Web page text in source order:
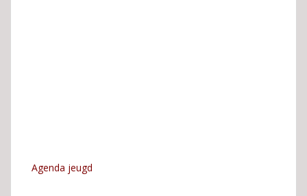
Agenda jeugd